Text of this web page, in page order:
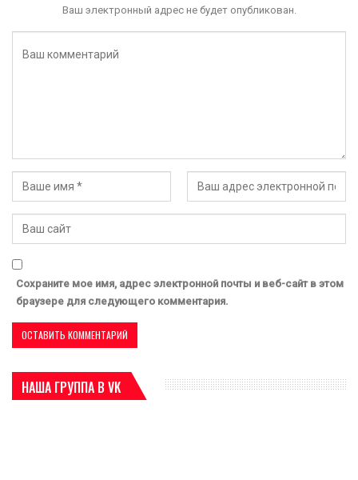
Ваш электронный адрес не будет опубликован.
Сохраните мое имя, адрес электронной почты и веб-сайт в этом
браузере для следующего комментария.
НАША ГРУППА В VK